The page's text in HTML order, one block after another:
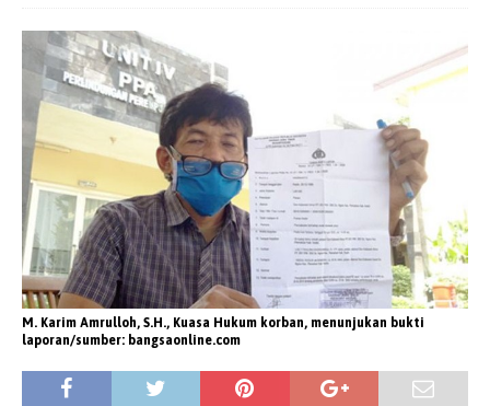
M. Karim Amrulloh, S.H., Kuasa Hukum korban, menunjukan bukti
laporan/sumber: bangsaonline.com